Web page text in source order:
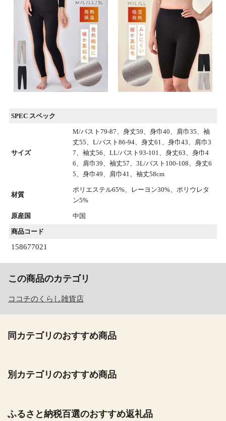
SPEC スペック
サイズ
M/バスト79-87、身丈59、身巾40、肩巾35、袖
丈55、L/バスト86-94、身丈61、身巾43、肩巾3
7、袖丈56、LL/バスト93-101、身丈63、身巾4
6、肩巾39、袖丈57、3L/バスト100-108、身丈6
5、身巾49、肩巾41、袖丈58cm
材質
ポリエステル65%、レーヨン30%、ポリウレタ
ン5%
原産国 中国
商品コード
158677021
この商品のカテゴリ
ココチのくらし雑貨店
同カテゴリのおすすめ商品
別カテゴリのおすすめ商品
ふるさと納税百選のおすすめ返礼品